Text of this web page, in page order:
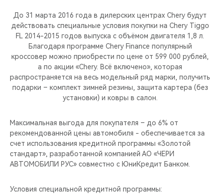
КРОССОВЕРЫ
СЕДАНЫ
КРЕДИТ И СТРАХОВАНИЕ
ЗАПЧАСТИ И АКСЕССУАРЫ
ПОДДЕРЖКА
CHERY CONNECT
О БРЕНДЕ
CHERY В СОЦСЕТЯХ
ЛЮДИ CHERY
CHERY REMOTE
CHERY И СПОРТ
КРЕДИТ
МЫ В СОЦСЕТЯХ
До 31 марта 2016 года в дилерских центрах Chery будут
действовать специальные условия покупки на Chery Tiggo
FL 2014-2015 годов выпуска c объёмом двигателя 1,8 л.
Благодаря программе Chery Finance популярный
кроссовер можно приобрести по цене от 599 000 рублей,
а по акции «Chery. Всё включено», которая
распространяется на весь модельный ряд марки, получить
подарки – комплект зимней резины, защита картера (без
установки) и ковры в салон.
Максимальная выгода для покупателя – до 6% от
рекомендованной цены автомобиля - обеспечивается за
счет использования кредитной программы «Золотой
стандарт», разработанной компанией АО «ЧЕРИ
АВТОМОБИЛИ РУС» совместно с ЮниКредит Банком.
Условия специальной кредитной программы: